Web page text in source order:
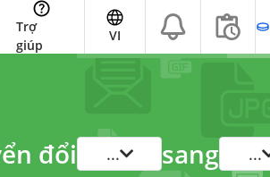
Trợ
giúp
VI
đổi ... sang ...